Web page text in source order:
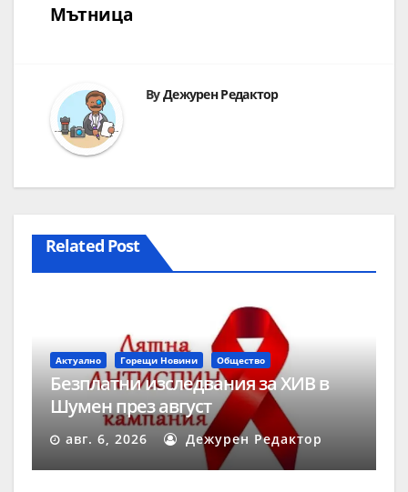
Мътница
ByДежурен Редактор
Related Post
Актуално Горещи Новини Общество
Безплатни изследвания за ХИВ в
Шумен през август
авг. 6, 2026 Дежурен Редактор